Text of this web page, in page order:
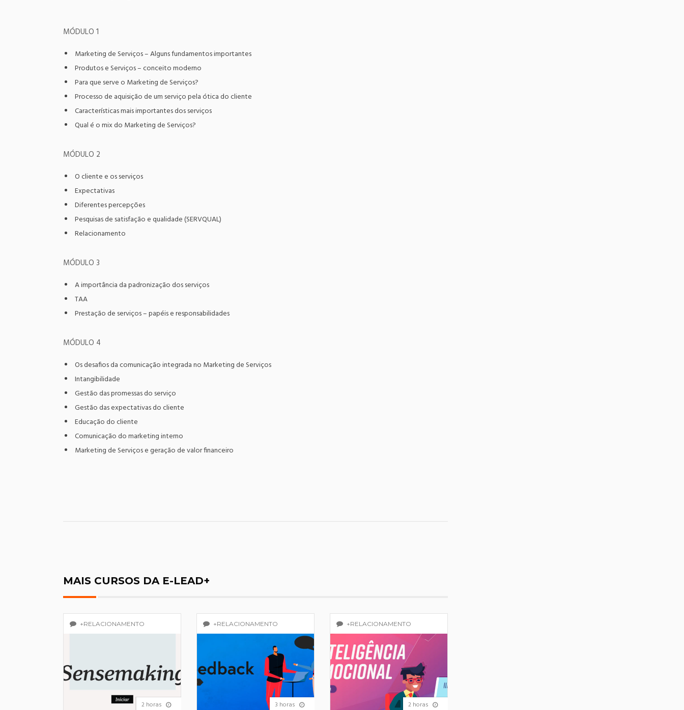
MÓDULO 1
Marketing de Serviços – Alguns fundamentos importantes
Produtos e Serviços – conceito moderno
Para que serve o Marketing de Serviços?
Processo de aquisição de um serviço pela ótica do cliente
Características mais importantes dos serviços
Qual é o mix do Marketing de Serviços?
MÓDULO 2
O cliente e os serviços
Expectativas
Diferentes percepções
Pesquisas de satisfação e qualidade (SERVQUAL)
Relacionamento
MÓDULO 3
A importância da padronização dos serviços
TAA
Prestação de serviços – papéis e responsabilidades
MÓDULO 4
Os desafios da comunicação integrada no Marketing de Serviços
Intangibilidade
Gestão das promessas do serviço
Gestão das expectativas do cliente
Educação do cliente
Comunicação do marketing interno
Marketing de Serviços e geração de valor financeiro
MAIS CURSOS DA E-LEAD+
+RELACIONAMENTO
2 horas
+RELACIONAMENTO
3 horas
+RELACIONAMENTO
2 horas